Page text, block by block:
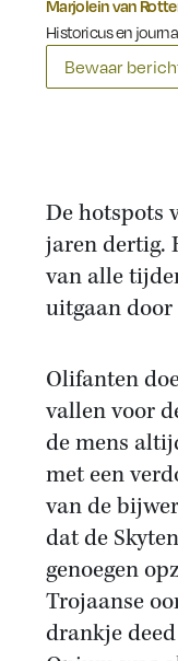
Marjolein van
Historicus en
Bewaar
De hotspots
jaren dertig.
van alle
uitgaan door
Olifanten
vallen voor
de mens
met een
van de
dat de
genoegen
Trojaanse
drankje